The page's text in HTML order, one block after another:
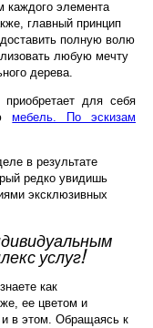
каждого элемента
главный принцип
полную волю
любую мечту
дерева.
для себя
мебель. По эскизам
в результате
редко увидишь
эксклюзивных
услуг!
как
ее цветом и
в этом. Обращаясь к